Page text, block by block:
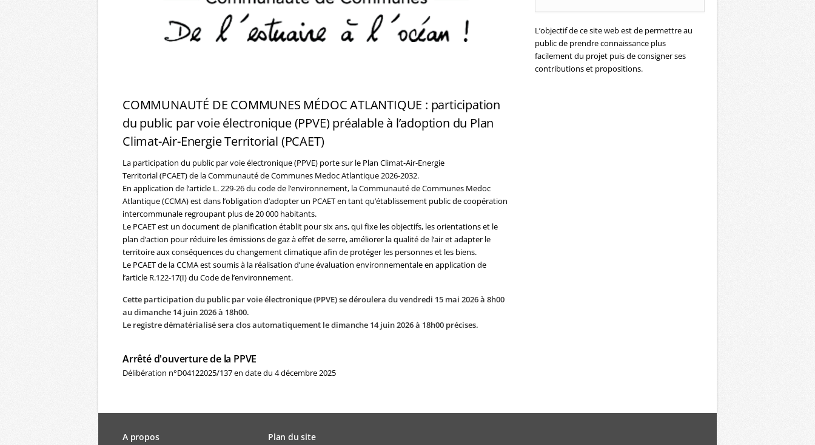
COMMUNAUTÉ DE COMMUNES MÉDOC ATLANTIQUE : participation
du public par voie électronique (PPVE) préalable à l’adoption du Plan
Climat-Air-Energie Territorial (PCAET)
La participation du public par voie électronique (PPVE) porte sur le Plan Climat-Air-Energie
Territorial (PCAET) de la Communauté de Communes Medoc Atlantique 2026-2032.
En application de l’article L. 229-26 du code de l’environnement, la Communauté de Communes Medoc
Atlantique (CCMA) est dans l’obligation d’adopter un PCAET en tant qu’établissement public de coopération
intercommunale regroupant plus de 20 000 habitants.
Le PCAET est un document de planification établit pour six ans, qui fixe les objectifs, les orientations et le
plan d’action pour réduire les émissions de gaz à effet de serre, améliorer la qualité de l’air et adapter le
territoire aux conséquences du changement climatique afin de protéger les personnes et les biens.
Le PCAET de la CCMA est soumis à la réalisation d’une évaluation environnementale en application de
l’article R.122-17(I) du Code de l’environnement.
Cette participation du public par voie électronique (PPVE)se déroulera du vendredi 15 mai 2026 à 8h00
au dimanche 14 juin 2026 à 18h00.
Le registre dématérialisé sera clos automatiquement le dimanche 14 juin 2026 à 18h00 précises.
Arrêté d'ouverture de la PPVE
Délibération n°D04122025/137 en date du 4 décembre 2025
L’objectif de ce site web est de permettre au
public de prendre connaissance plus
facilement du projet puis de consigner ses
contributions et propositions.
A propos Plan du site